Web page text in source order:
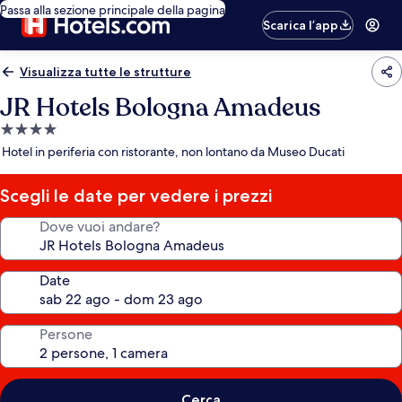
Passa alla sezione principale della pagina
Scarica l’app
Visualizza tutte le strutture
JR Hotels Bologna Amadeus
Struttura
a
stelle
Hotel in periferia con ristorante, non lontano da Museo Ducati
Scegli le date per vedere i prezzi
Dove vuoi andare?
Date
Persone